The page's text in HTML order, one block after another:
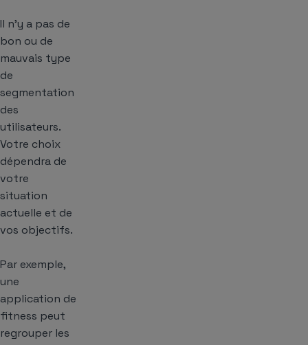
Il n’y a pas de
bon ou de
mauvais type
de
segmentation
des
utilisateurs.
Votre choix
dépendra de
votre
situation
actuelle et de
vos objectifs.
Par exemple,
une
application de
fitness peut
regrouper les